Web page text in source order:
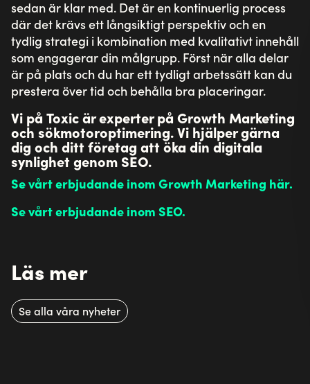
Kontakta oss
Support
Skicka in ett
supportärende
020-10 32 30
Följ oss
Instagram
LinkedIn